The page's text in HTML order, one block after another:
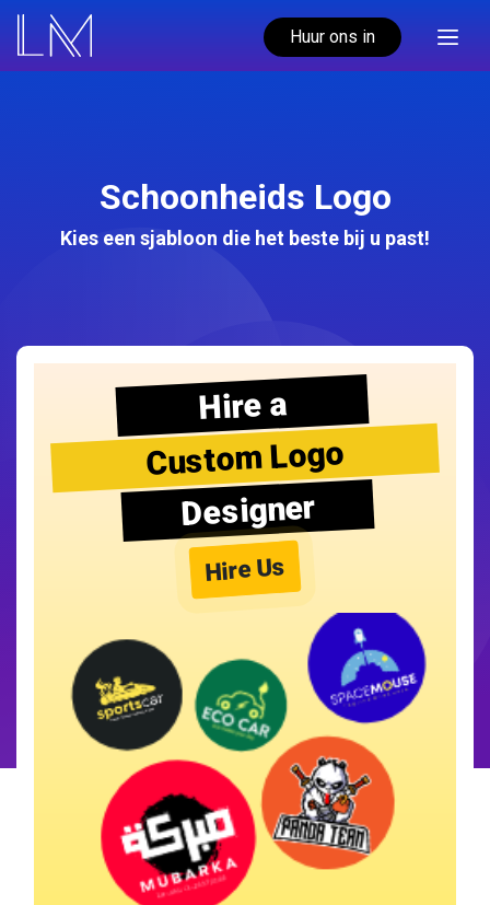
Huur ons in
Schoonheids Logo
Kies een sjabloon die het beste bij u past!
Hire a
Custom Logo
Designer
Hire Us